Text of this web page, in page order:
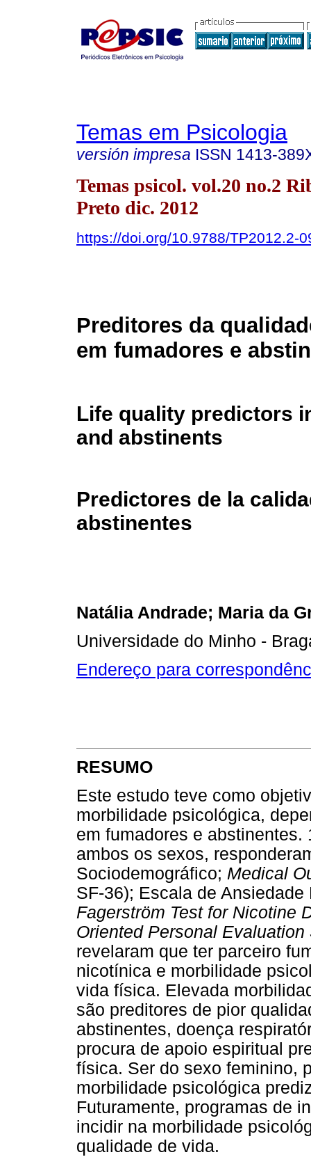
Temas em Psicologia
versión impresa ISSN 1413-
Temas psicol. vol.20 no.2
Preto dic. 2012
https://doi.org/10.9788/TP2012.2-
Preditores da
em fumadores e
Life quality predictors
and abstinents
Predictores de la
abstinentes
Natália Andrade; Maria da
Universidade do Minho -
Endereço para
RESUMO
Este estudo teve como
morbilidade psicológica,
em fumadores e abstinentes.
ambos os sexos,
Sociodemográfico; Medical
SF-36); Escala de
Fagerström Test for Nicotine
Oriented Personal Evaluation
revelaram que ter parceiro
nicotínica e morbilidade
vida física. Elevada
são preditores de pior
abstinentes, doença
procura de apoio espiritual
física. Ser do sexo feminino,
morbilidade psicológica
Futuramente, programas de
incidir na morbilidade
qualidade de vida.